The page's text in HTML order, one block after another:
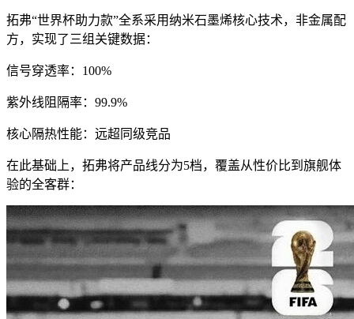
拓弗“世界杯助力款”全系采用纳米石墨烯核心技术，非金属配
方，实现了三组关键数据：
信号穿透率：100%
紫外线阻隔率：99.9%
核心隔热性能：远超同级竞品
在此基础上，拓弗将产品线分为5档，覆盖从性价比到旗舰体
验的全客群：